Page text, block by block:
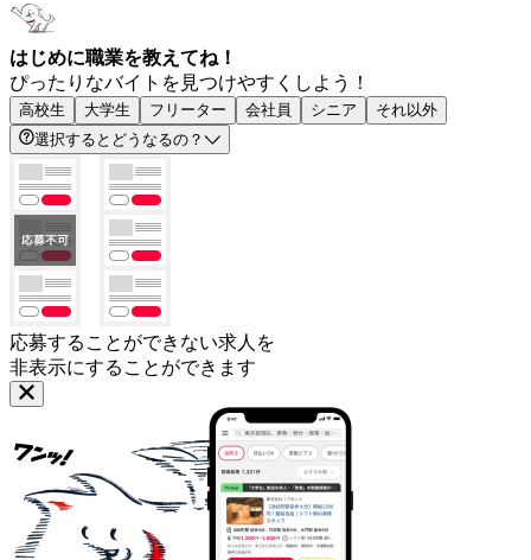
はじめに職業を教えてね！
ぴったりなバイトを見つけやすくしよう！
高校生 大学生 フリーター 会社員 シニア
それ以外
選択するとどうなるの？
応募することができない求人を
非表示にすることができます